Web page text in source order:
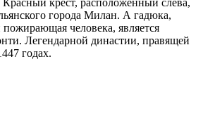
крест, расположенный слева,
города Милан. А гадюка,
человека, является
Легендарной династии, правящей
годах.